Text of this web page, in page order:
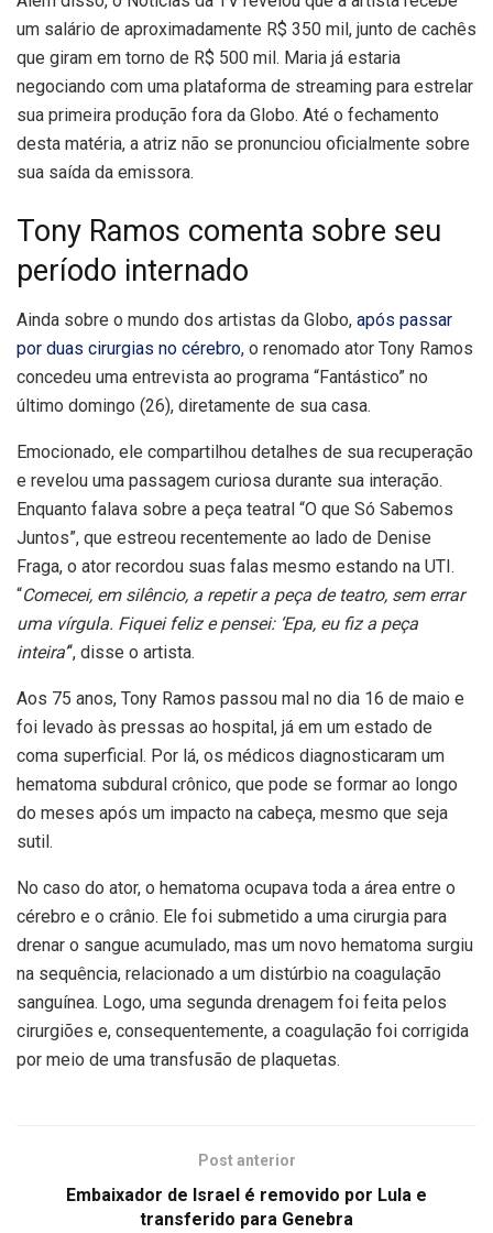
um salário de aproximadamente R$ 350 mil, junto de cachês
que giram em torno de R$ 500 mil. Maria já estaria
negociando com uma plataforma de streaming para estrelar
sua primeira produção fora da Globo. Até o fechamento
desta matéria, a atriz não se pronunciou oficialmente sobre
sua saída da emissora.
Tony Ramos comenta sobre seu
período internado
Ainda sobre o mundo dos artistas da Globo, após passar
por duas cirurgias no cérebro, o renomado ator Tony Ramos
concedeu uma entrevista ao programa “Fantástico” no
último domingo (26), diretamente de sua casa.
Emocionado, ele compartilhou detalhes de sua recuperação
e revelou uma passagem curiosa durante sua interação.
Enquanto falava sobre a peça teatral “O que Só Sabemos
Juntos”, que estreou recentemente ao lado de Denise
Fraga, o ator recordou suas falas mesmo estando na UTI.
“Comecei, em silêncio, a repetir a peça de teatro, sem errar
uma vírgula. Fiquei feliz e pensei: ‘Epa, eu fiz a peça
inteira’“, disse o artista.
Aos 75 anos, Tony Ramos passou mal no dia 16 de maio e
foi levado às pressas ao hospital, já em um estado de
coma superficial. Por lá, os médicos diagnosticaram um
hematoma subdural crônico, que pode se formar ao longo
do meses após um impacto na cabeça, mesmo que seja
sutil.
No caso do ator, o hematoma ocupava toda a área entre o
cérebro e o crânio. Ele foi submetido a uma cirurgia para
drenar o sangue acumulado, mas um novo hematoma surgiu
na sequência, relacionado a um distúrbio na coagulação
sanguínea. Logo, uma segunda drenagem foi feita pelos
cirurgiões e, consequentemente, a coagulação foi corrigida
por meio de uma transfusão de plaquetas.
Post anterior
Embaixador de Israel é removido por Lula e
transferido para Genebra